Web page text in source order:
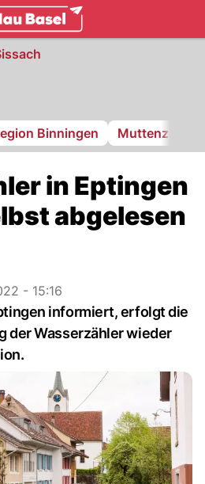
Binningen Muttenz
in Eptingen
abgelesen
- 15:16
informiert, erfolgt die
der Wasserzähler wieder